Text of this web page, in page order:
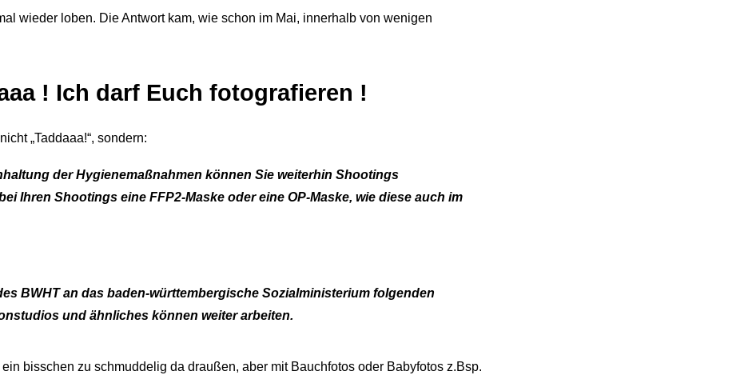
wieder loben. Die Antwort kam, wie schon im Mai, innerhalb von wenigen
! Ich darf Euch fotografieren !
„Taddaaa!“, sondern:
der Hygienemaßnahmen können Sie weiterhin Shootings
Ihren Shootings eine FFP2-Maske oder eine OP-Maske, wie diese auch im
BWHT an das baden-württembergische Sozialministerium folgenden
und ähnliches können weiter arbeiten.
bisschen zu schmuddelig da draußen, aber mit Bauchfotos oder Babyfotos z.Bsp.